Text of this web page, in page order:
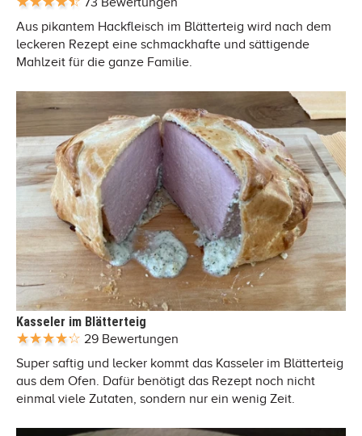
Aus pikantem Hackfleisch im Blätterteig wird nach dem
leckeren Rezept eine schmackhafte und sättigende
Mahlzeit für die ganze Familie.
Kasseler im Blätterteig
29 Bewertungen
Super saftig und lecker kommt das Kasseler im Blätterteig
aus dem Ofen. Dafür benötigt das Rezept noch nicht
einmal viele Zutaten, sondern nur ein wenig Zeit.